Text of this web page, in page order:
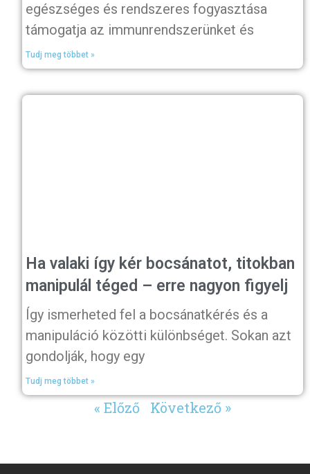
egészséges és rendszeres fogyasztása
támogatja az immunrendszerünket és
Tudj meg többet »
Ha valaki így kér bocsánatot, titokban
manipulál téged – erre nagyon figyelj
Így ismerheted fel a bocsánatkérés és a
manipuláció közötti különbséget. Sokan azt
gondolják, hogy egy
Tudj meg többet »
« Előző Következő »